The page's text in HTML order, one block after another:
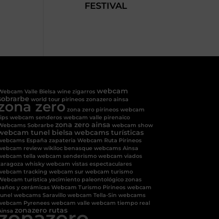
FESTIVAL
Valle Bielsa wine zigarros webcam
world tour pirineos zonazero ainsa
zero zona zero pirineos webcam
webcam senderos webcam valle pirenaico
Sobrarbe zona zero ainsa webcam show
tunel bielsa webcams turísticas
España zapateria Webcam Ruta Pirineos
review wikiloc benasque webcams Ainsa
tella webcam senderismo webcam viados
whisky webcam vistas espectaculares
tracking webcam sur webcam turismo
turística yacimiento paleontológico zonas
y cerámicas Webcam Turismo Pirineos webcam
webcams Saravillo webcam Tella-Sin webcams
Pyrenees webcam valle webcam tiempo real
zonazero rutas